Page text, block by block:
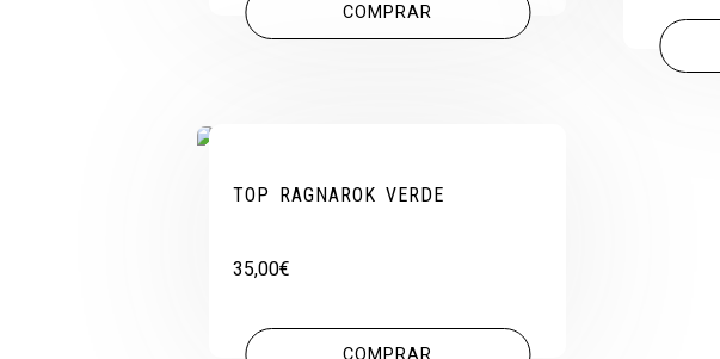
COMPRAR
TOP RAGNAROK VERDE
35,00€
COMPRAR